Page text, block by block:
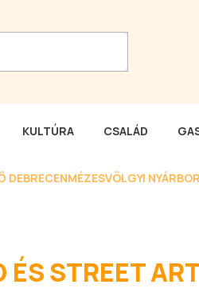
KULTÚRA CSALÁD
DEBRECENMÉZESVÖLGYI NYÁR
STREET